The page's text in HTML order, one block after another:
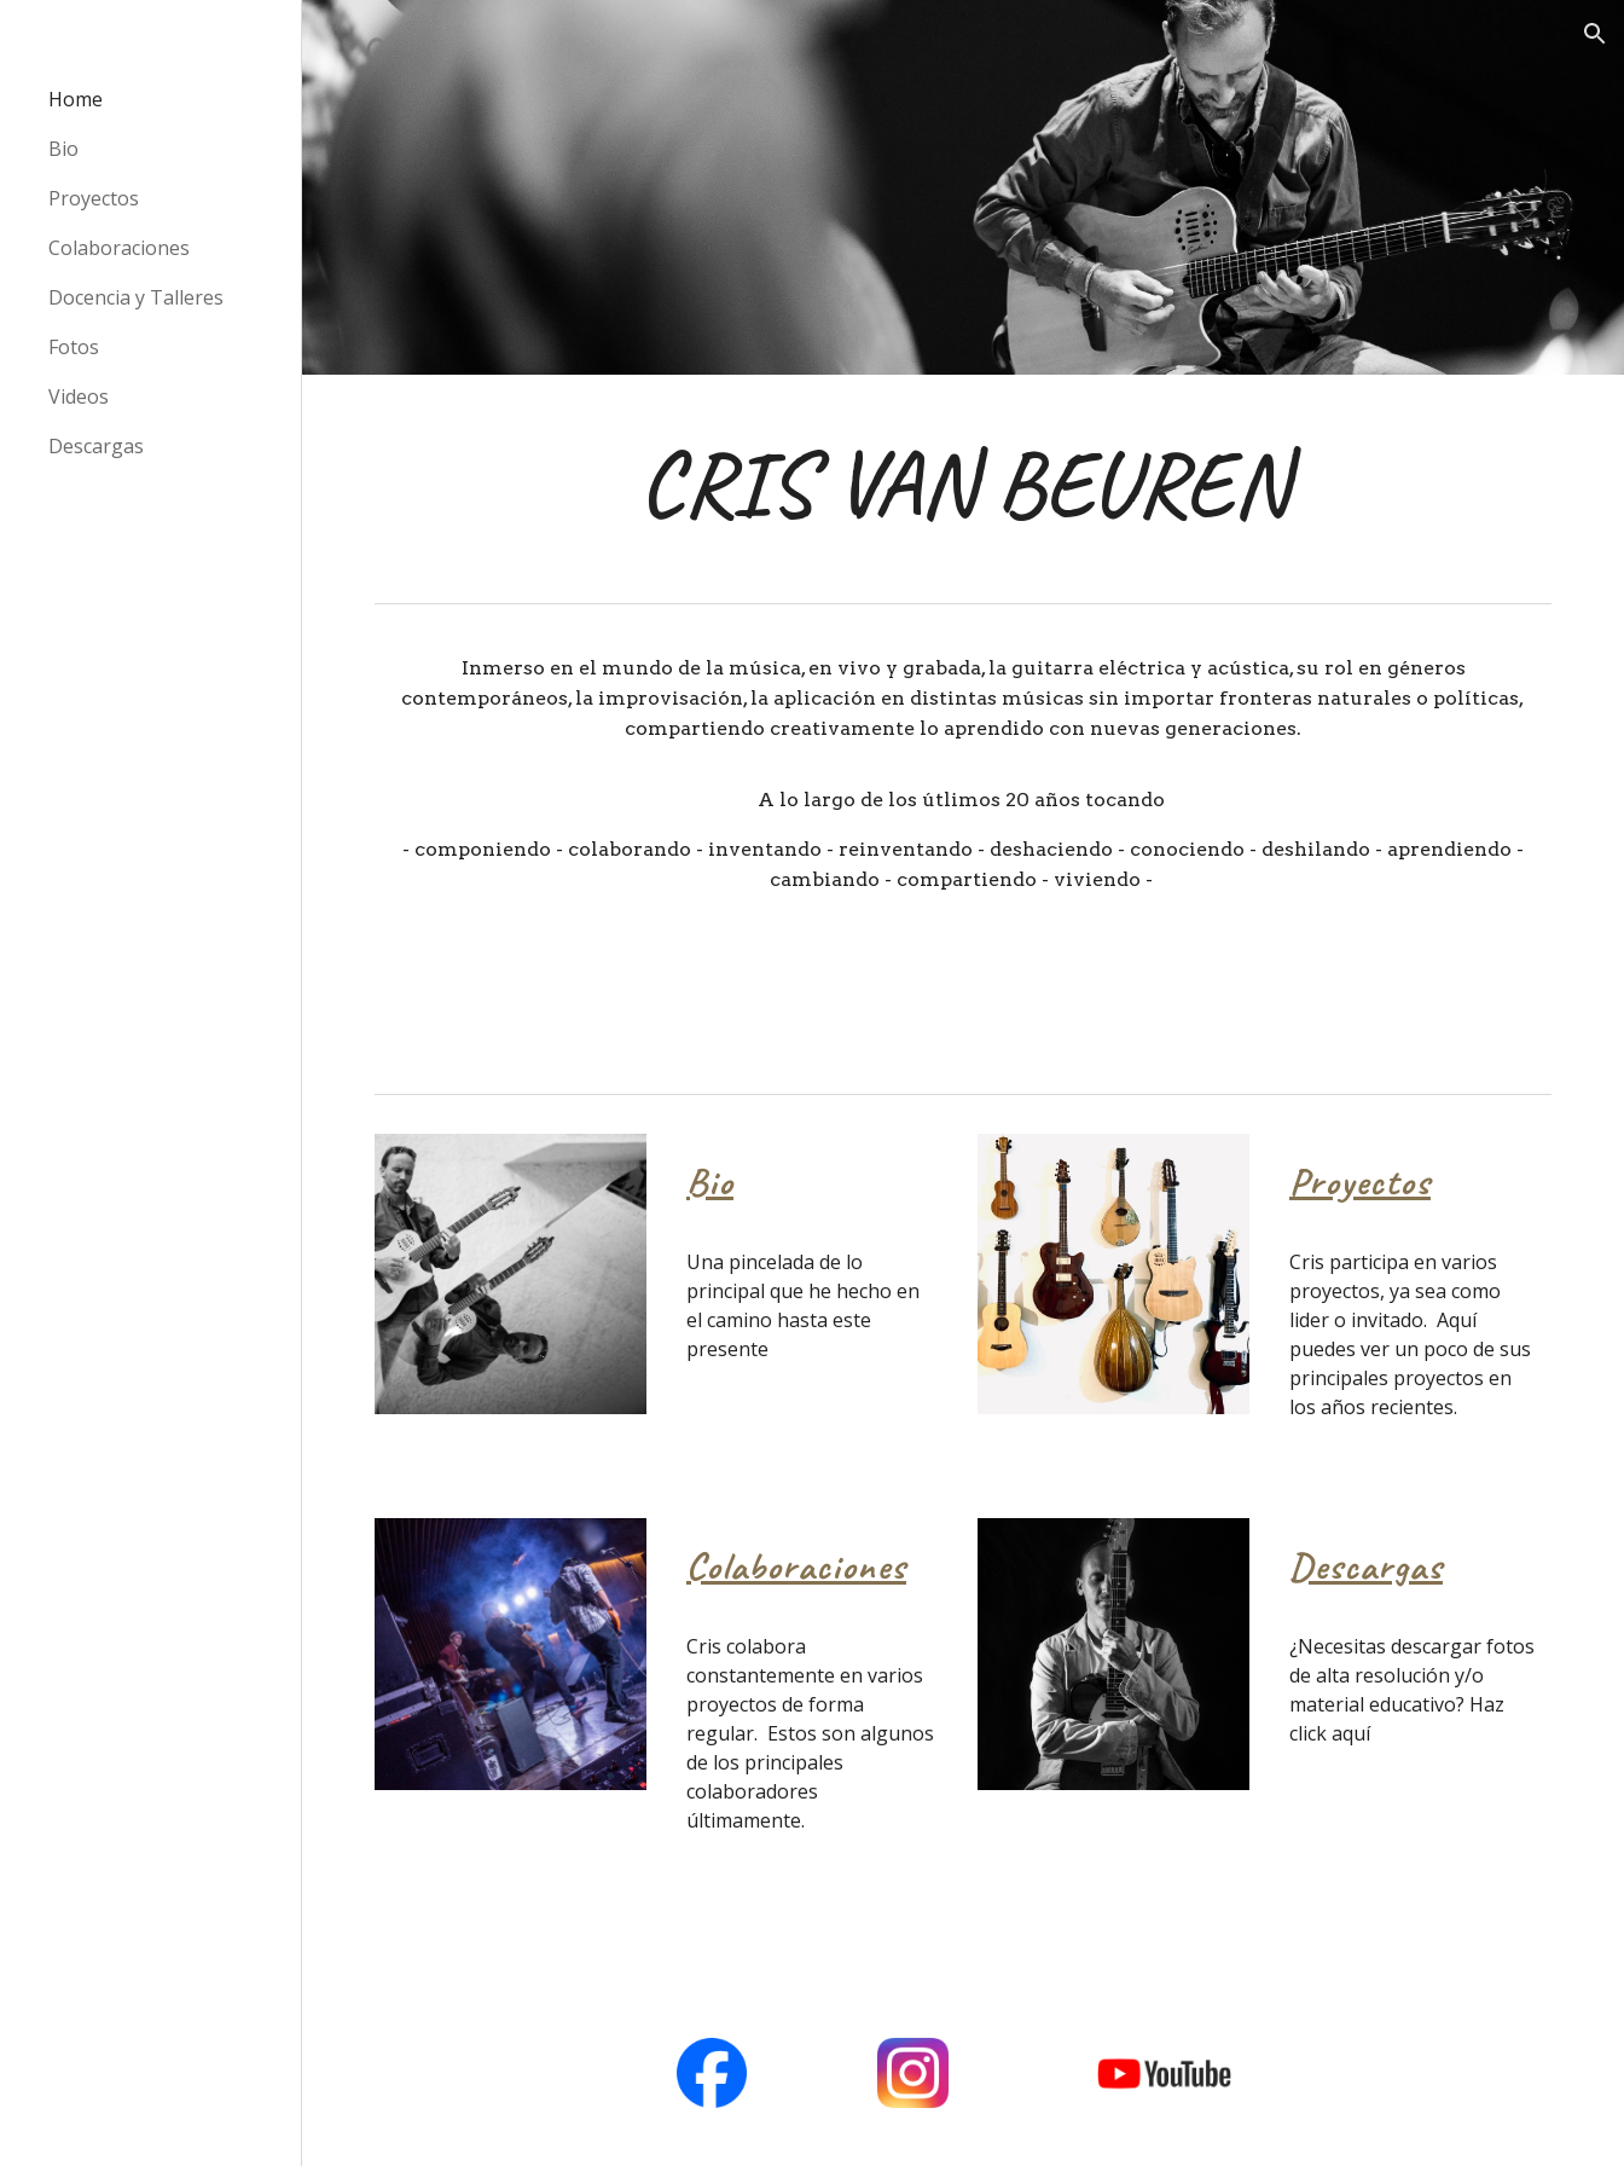
Home
Bio
Proyectos
Colaboraciones
Docencia y Talleres
Fotos
Videos
Descargas
CRIS VAN BEUREN
Inmerso en el mundo de la música, en vivo y grabada, la guitarra eléctrica y acústica, su rol en géneros
contemporáneos, la improvisación, la aplicación en distintas músicas sin importar fronteras naturales o políticas,
compartiendo creativamente lo aprendido con nuevas generaciones.
A lo largo de los útlimos 20 años tocando
- componiendo - colaborando - inventando - reinventando - deshaciendo - conociendo - deshilando - aprendiendo -
cambiando - compartiendo - viviendo -
Bio
Una pincelada de lo
principal que he hecho en
el camino hasta este
presente
Proyectos
Cris participa en varios
proyectos, ya sea como
lider o invitado. Aquí
puedes ver un poco de sus
principales proyectos en
los años recientes.
Colaboraciones
Cris colabora
constantemente en varios
proyectos de forma
regular. Estos son algunos
de los principales
colaboradores
últimamente.
Descargas
¿Necesitas descargar fotos
de alta resolución y/o
material educativo? Haz
click aquí